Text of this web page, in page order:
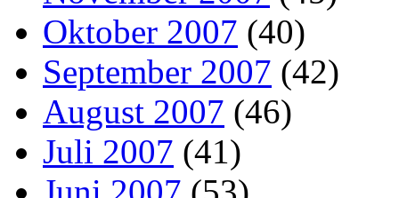
Oktober 2007 (40)
September 2007 (42)
August 2007 (46)
Juli 2007 (41)